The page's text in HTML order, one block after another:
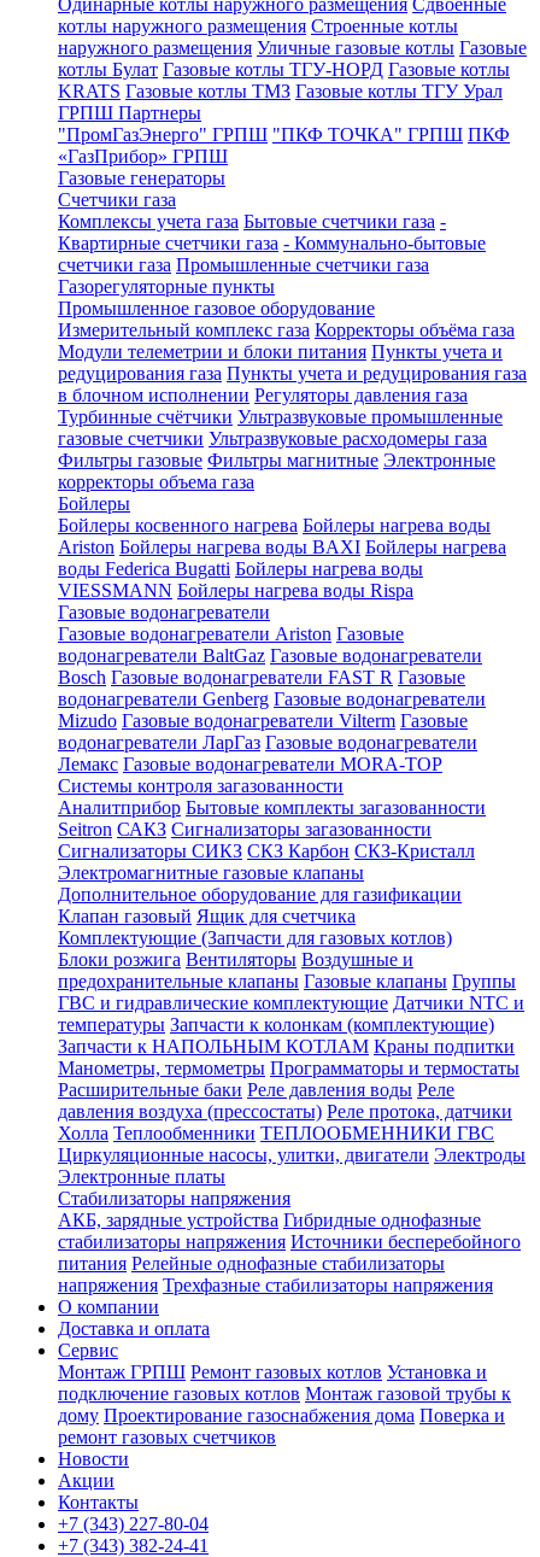
Одинарные котлы наружного размещения Сдвоенные
котлы наружного размещения Строенные котлы
наружного размещения Уличные газовые котлы Газовые
котлы Булат Газовые котлы ТГУ-НОРД Газовые котлы
KRATS Газовые котлы ТМЗ Газовые котлы ТГУ Урал
ГРПШ Партнеры
"ПромГазЭнерго" ГРПШ "ПКФ ТОЧКА" ГРПШ ПКФ
«ГазПрибор» ГРПШ
Газовые генераторы
Счетчики газа
Комплексы учета газа Бытовые счетчики газа -
Квартирные счетчики газа - Коммунально-бытовые
счетчики газа Промышленные счетчики газа
Газорегуляторные пункты
Промышленное газовое оборудование
Измерительный комплекс газа Корректоры объёма газа
Модули телеметрии и блоки питания Пункты учета и
редуцирования газа Пункты учета и редуцирования газа
в блочном исполнении Регуляторы давления газа
Турбинные счётчики Ультразвуковые промышленные
газовые счетчики Ультразвуковые расходомеры газа
Фильтры газовые Фильтры магнитные Электронные
корректоры объема газа
Бойлеры
Бойлеры косвенного нагрева Бойлеры нагрева воды
Ariston Бойлеры нагрева воды BAXI Бойлеры нагрева
воды Federica Bugatti Бойлеры нагрева воды
VIESSMANN Бойлеры нагрева воды Rispa
Газовые водонагреватели
Газовые водонагреватели Ariston Газовые
водонагреватели BaltGaz Газовые водонагреватели
Bosch Газовые водонагреватели FAST R Газовые
водонагреватели Genberg Газовые водонагреватели
Mizudo Газовые водонагреватели Vilterm Газовые
водонагреватели ЛарГаз Газовые водонагреватели
Лемакс Газовые водонагреватели MORA-TOP
Системы контроля загазованности
Аналитприбор Бытовые комплекты загазованности
Seitron САКЗ Сигнализаторы загазованности
Сигнализаторы СИКЗ СКЗ Карбон СКЗ-Кристалл
Электромагнитные газовые клапаны
Дополнительное оборудование для газификации
Клапан газовый Ящик для счетчика
Комплектующие (Запчасти для газовых котлов)
Блоки розжига Вентиляторы Воздушные и
предохранительные клапаны Газовые клапаны Группы
ГВС и гидравлические комплектующие Датчики NTC и
температуры Запчасти к колонкам (комплектующие)
Запчасти к НАПОЛЬНЫМ КОТЛАМ Краны подпитки
Манометры, термометры Программаторы и термостаты
Расширительные баки Реле давления воды Реле
давления воздуха (прессостаты) Реле протока, датчики
Холла Теплообменники ТЕПЛООБМЕННИКИ ГВС
Циркуляционные насосы, улитки, двигатели Электроды
Электронные платы
Стабилизаторы напряжения
АКБ, зарядные устройства Гибридные однофазные
стабилизаторы напряжения Источники бесперебойного
питания Релейные однофазные стабилизаторы
напряжения Трехфазные стабилизаторы напряжения
О компании
Доставка и оплата
Сервис
Монтаж ГРПШ Ремонт газовых котлов Установка и
подключение газовых котлов Монтаж газовой трубы к
дому Проектирование газоснабжения дома Поверка и
ремонт газовых счетчиков
Новости
Акции
Контакты
+7 (343) 227-80-04
+7 (343) 382-24-41